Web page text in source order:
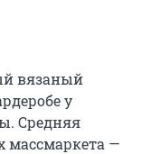
вязаный
у
Средняя
массмаркета —